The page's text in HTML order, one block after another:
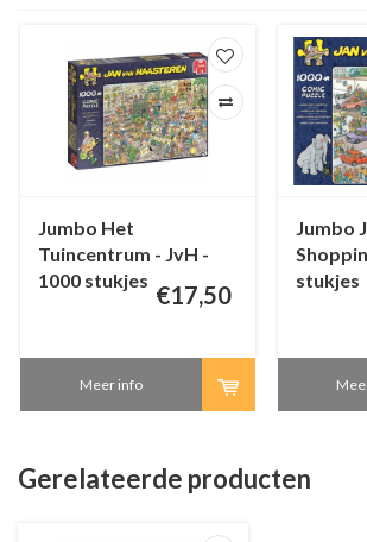
Jumbo Het
Tuincentrum - JvH -
1000 stukjes
€17,50
Meer info
Jumbo
stukjes
Gerelateerde producten